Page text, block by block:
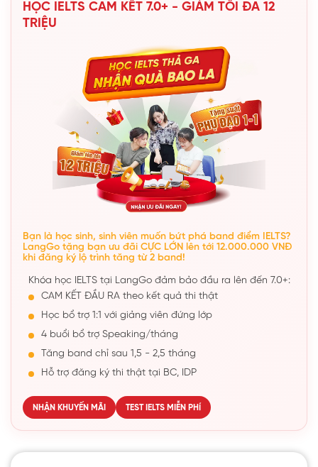
HỌC IELTS CAM KẾT 7.0+ - GIẢM TỐI ĐA 12
TRIỆU
Bạn là học sinh, sinh viên muốn bứt phá band điểm IELTS?
LangGo tặng bạn ưu đãi CỰC LỚN lên tới 12.000.000 VNĐ
khi đăng ký lộ trình tăng từ 2 band!
Khóa học IELTS tại LangGo đảm bảo đầu ra lên đến 7.0+:
CAM KẾT ĐẦU RA theo kết quả thi thật
Học bổ trợ 1:1 với giảng viên đứng lớp
4 buổi bổ trợ Speaking/tháng
Tăng band chỉ sau 1,5 - 2,5 tháng
Hỗ trợ đăng ký thi thật tại BC, IDP
NHẬN KHUYẾN MÃI TEST IELTS MIỄN PHÍ